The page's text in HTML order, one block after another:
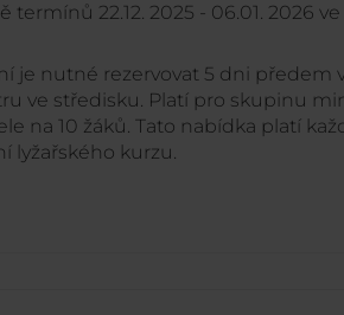
termínů 22.12. 2025 - 06.01. 2026 ve
je nutné rezervovat 5 dni předem
ve středisku. Platí pro skupinu
na 10 žáků. Tato nabídka platí
lyžařského kurzu.